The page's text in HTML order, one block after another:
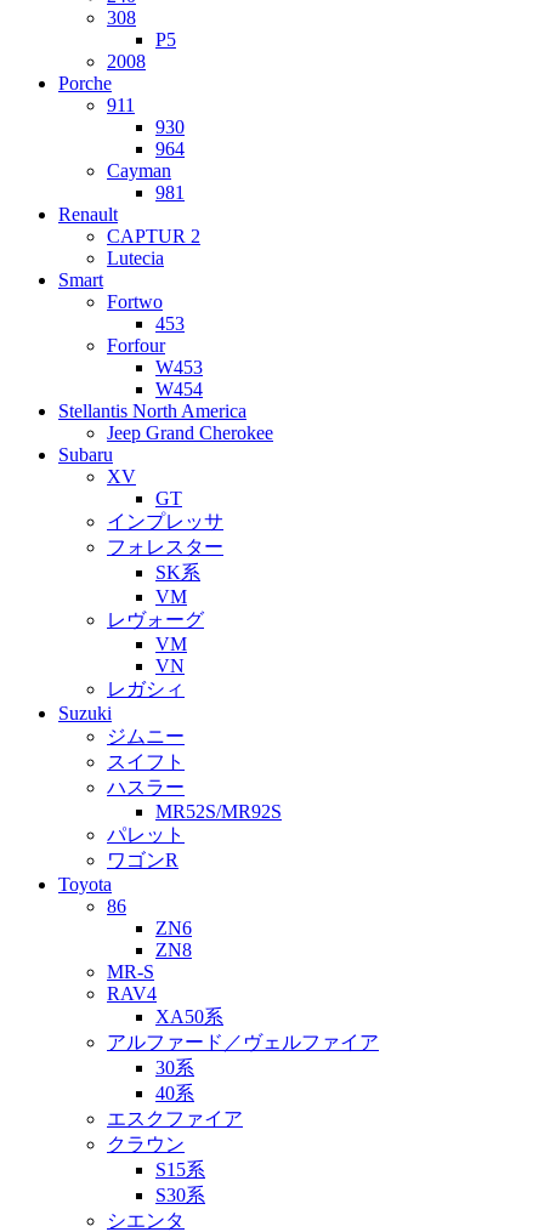
308
P5
2008
Porche
911
930
964
Cayman
981
Renault
CAPTUR 2
Lutecia
Smart
Fortwo
453
Forfour
W453
W454
Stellantis North America
Jeep Grand Cherokee
Subaru
XV
GT
インプレッサ
フォレスター
SK系
VM
レヴォーグ
VM
VN
レガシィ
Suzuki
ジムニー
スイフト
ハスラー
MR52S/MR92S
パレット
ワゴンR
Toyota
86
ZN6
ZN8
MR-S
RAV4
XA50系
アルファード／ヴェルファイア
30系
40系
エスクファイア
クラウン
S15系
S30系
シエンタ